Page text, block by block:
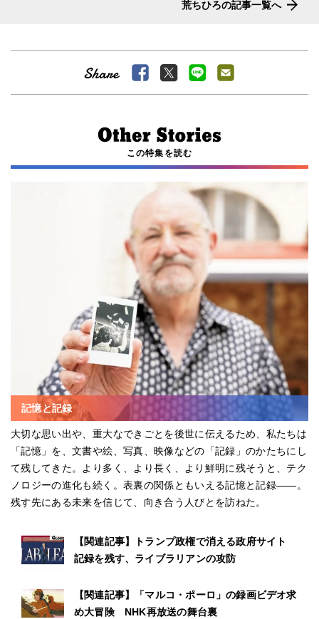
荒ちひろの記事一覧へ
この特集を読む
記憶と記録
大切な思い出や、重大なできごとを後世に伝えるため、私たちは
「記憶」を、文書や絵、写真、映像などの「記録」のかたちにし
て残してきた。より多く、より長く、より鮮明に残そうと、テク
ノロジーの進化も続く。表裏の関係ともいえる記憶と記録――。
残す先にある未来を信じて、向き合う人びとを訪ねた。
【関連記事】トランプ政権で消える政府サイト
記録を残す、ライブラリアンの攻防
【関連記事】「マルコ・ポーロ」の録画ビデオ求
め大冒険 NHK再放送の舞台裏